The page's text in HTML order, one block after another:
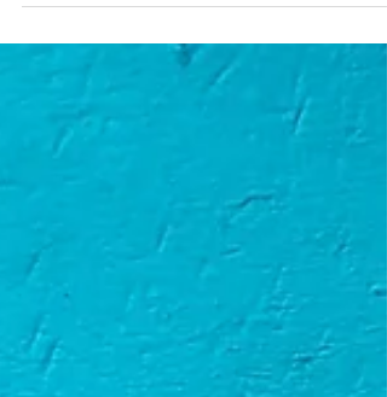
das Ende des Jahres an. Der kommende Jahresbeginn
wiederum bietet sich gerade zu dafür...